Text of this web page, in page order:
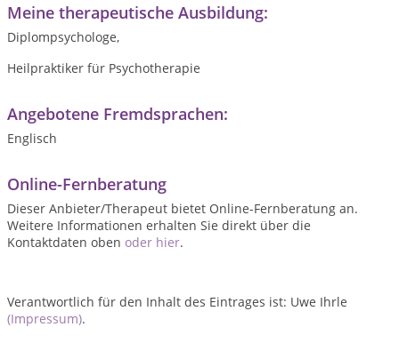
Meine therapeutische Ausbildung:
Diplompsychologe,
Heilpraktiker für Psychotherapie
Angebotene Fremdsprachen:
Englisch
Online-Fernberatung
Dieser Anbieter/Therapeut bietet Online-Fernberatung an.
Weitere Informationen erhalten Sie direkt über die
Kontaktdaten oben oder hier.
Verantwortlich für den Inhalt des Eintrages ist: Uwe Ihrle
(Impressum).